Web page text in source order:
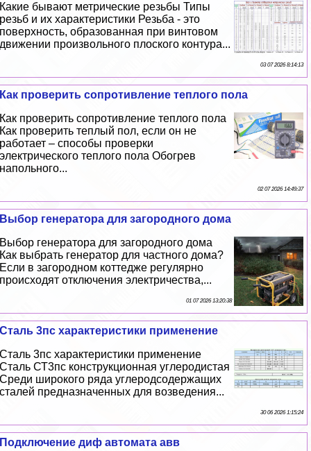
Какие бывают метрические резьбы Типы
резьб и их хаpaктеристики Резьба - это
поверхность, образованная при винтовом
движении произвольного плоского контура...
03 07 2026 8:14:13
Как проверить сопротивление теплого пола
Как проверить сопротивление теплого пола
Как проверить теплый пол, если он не
работает – способы проверки
электрического теплого пола Обогрев
напольного...
02 07 2026 14:49:37
Выбор генератора для загородного дома
Выбор генератора для загородного дома
Как выбрать генератор для частного дома?
Если в загородном коттедже регулярно
происходят отключения электричества,...
01 07 2026 13:20:38
Сталь 3пс хаpaктеристики применение
Сталь 3пс хаpaктеристики применение
Сталь СТ3пс конструкционная углеродистая
Среди широкого ряда углеродсодержащих
сталей предназначенных для возведения...
30 06 2026 1:15:24
Подключение диф автомата авв